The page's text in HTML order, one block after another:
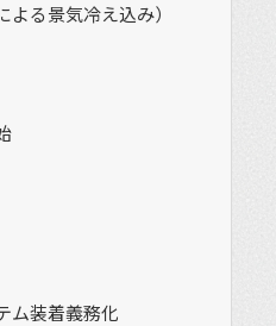
る景気冷え込み）
ム装着義務化